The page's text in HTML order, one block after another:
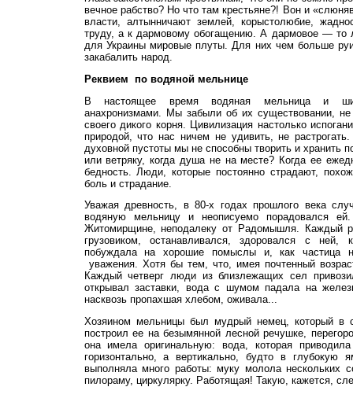
вечное рабство? Но что там крестьяне?! Вон и
власти, алтынничают землей, корыстолюбие,
труду, а к дармовому обогащению. А дармовое — то
для Украины мировые плуты. Для них чем больше
закабалить народ.
Реквием по водяной мельнице
В настоящее время водяная мельница и
анахронизмами.
Мы забыли об их существовании, не
своего дикого корня. Цивилизация настолько
природой, что нас ничем не удивить, не
духовной пустоты мы не способны творить и хранить
или ветряку, когда душа не на месте? Когда ее
бедность. Люди, которые постоянно страдают,
боль и страдание.
Уважая древность, в 80-х годах прошлого века
водяную мельницу и неописуемо порадовался
Житомирщине, неподалеку от Радомышля. Каждый
грузовиком, останавливался, здоровался с
побуждала на хорошие помыслы и, как частица
уважения. Хотя бы тем, что, имея почтенный
Каждый четверг люди из близлежащих сел
открывал заставки, вода с шумом падала на
насквозь пропахшая хлебом, оживала...
Хозяином мельницы был мудрый немец, который в
построил ее на безымянной лесной речушке,
она имела оригинальную: вода, которая
горизонтально, а вертикально, будто в глубокую
выполняла много работы: муку молола нескольких
пилораму, циркулярку. Работящая! Такую, кажется,